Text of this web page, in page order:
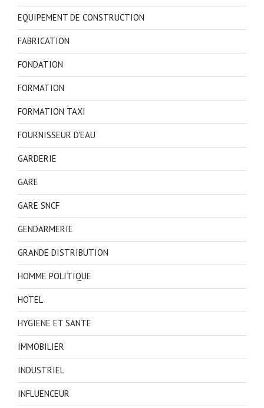
EQUIPEMENT DE CONSTRUCTION
FABRICATION
FONDATION
FORMATION
FORMATION TAXI
FOURNISSEUR D'EAU
GARDERIE
GARE
GARE SNCF
GENDARMERIE
GRANDE DISTRIBUTION
HOMME POLITIQUE
HOTEL
HYGIENE ET SANTE
IMMOBILIER
INDUSTRIEL
INFLUENCEUR